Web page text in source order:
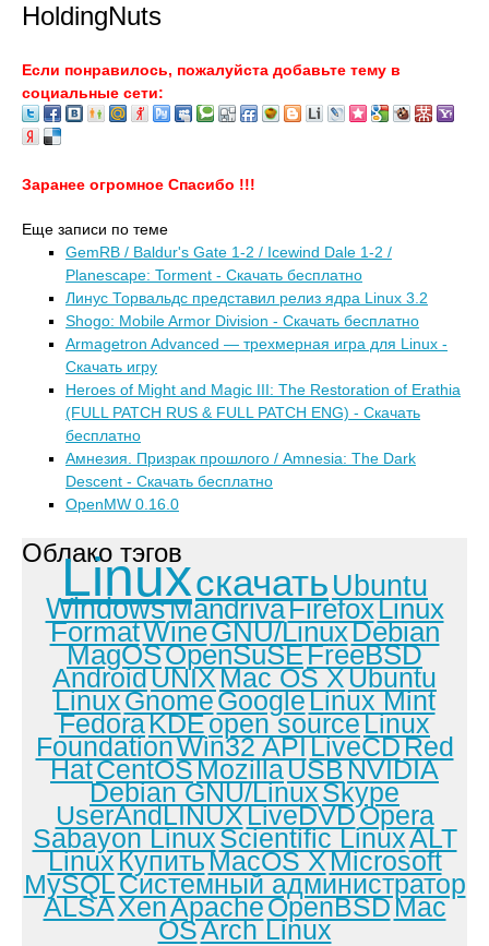
HoldingNuts
Если понравилось, пожалуйста добавьте тему в
социальные сети:
Заранее огромное Спасибо !!!
Еще записи по теме
GemRB / Baldur's Gate 1-2 / Icewind Dale 1-2 /
Planescape: Torment - Скачать бесплатно
Линус Торвальдс представил релиз ядра Linux 3.2
Shogo: Mobile Armor Division - Скачать бесплатно
Armagetron Advanced — трехмерная игра для Linux -
Скачать игру
Heroes of Might and Magic III: The Restoration of Erathia
(FULL PATCH RUS & FULL PATCH ENG) - Скачать
бесплатно
Амнезия. Призрак прошлого / Amnesia: The Dark
Descent - Скачать бесплатно
OpenMW 0.16.0
Облако тэгов
Linuxскачать Ubuntu
WindowsMandrivaFirefoxLinux
FormatWineGNU/LinuxDebian
MagOSOpenSuSEFreeBSD
AndroidUNIXMac OS XUbuntu
LinuxGnomeGoogleLinux Mint
FedoraKDEopen sourceLinux
FoundationWin32 APILiveCDRed
HatCentOSMozillaUSBNVIDIA
Debian GNU/LinuxSkype
UserAndLINUXLiveDVDOpera
Sabayon LinuxScientific LinuxALT
LinuxКупитьMacOS XMicrosoft
MySQLСистемный администратор
ALSAXenApacheOpenBSDMac
OSArch Linux